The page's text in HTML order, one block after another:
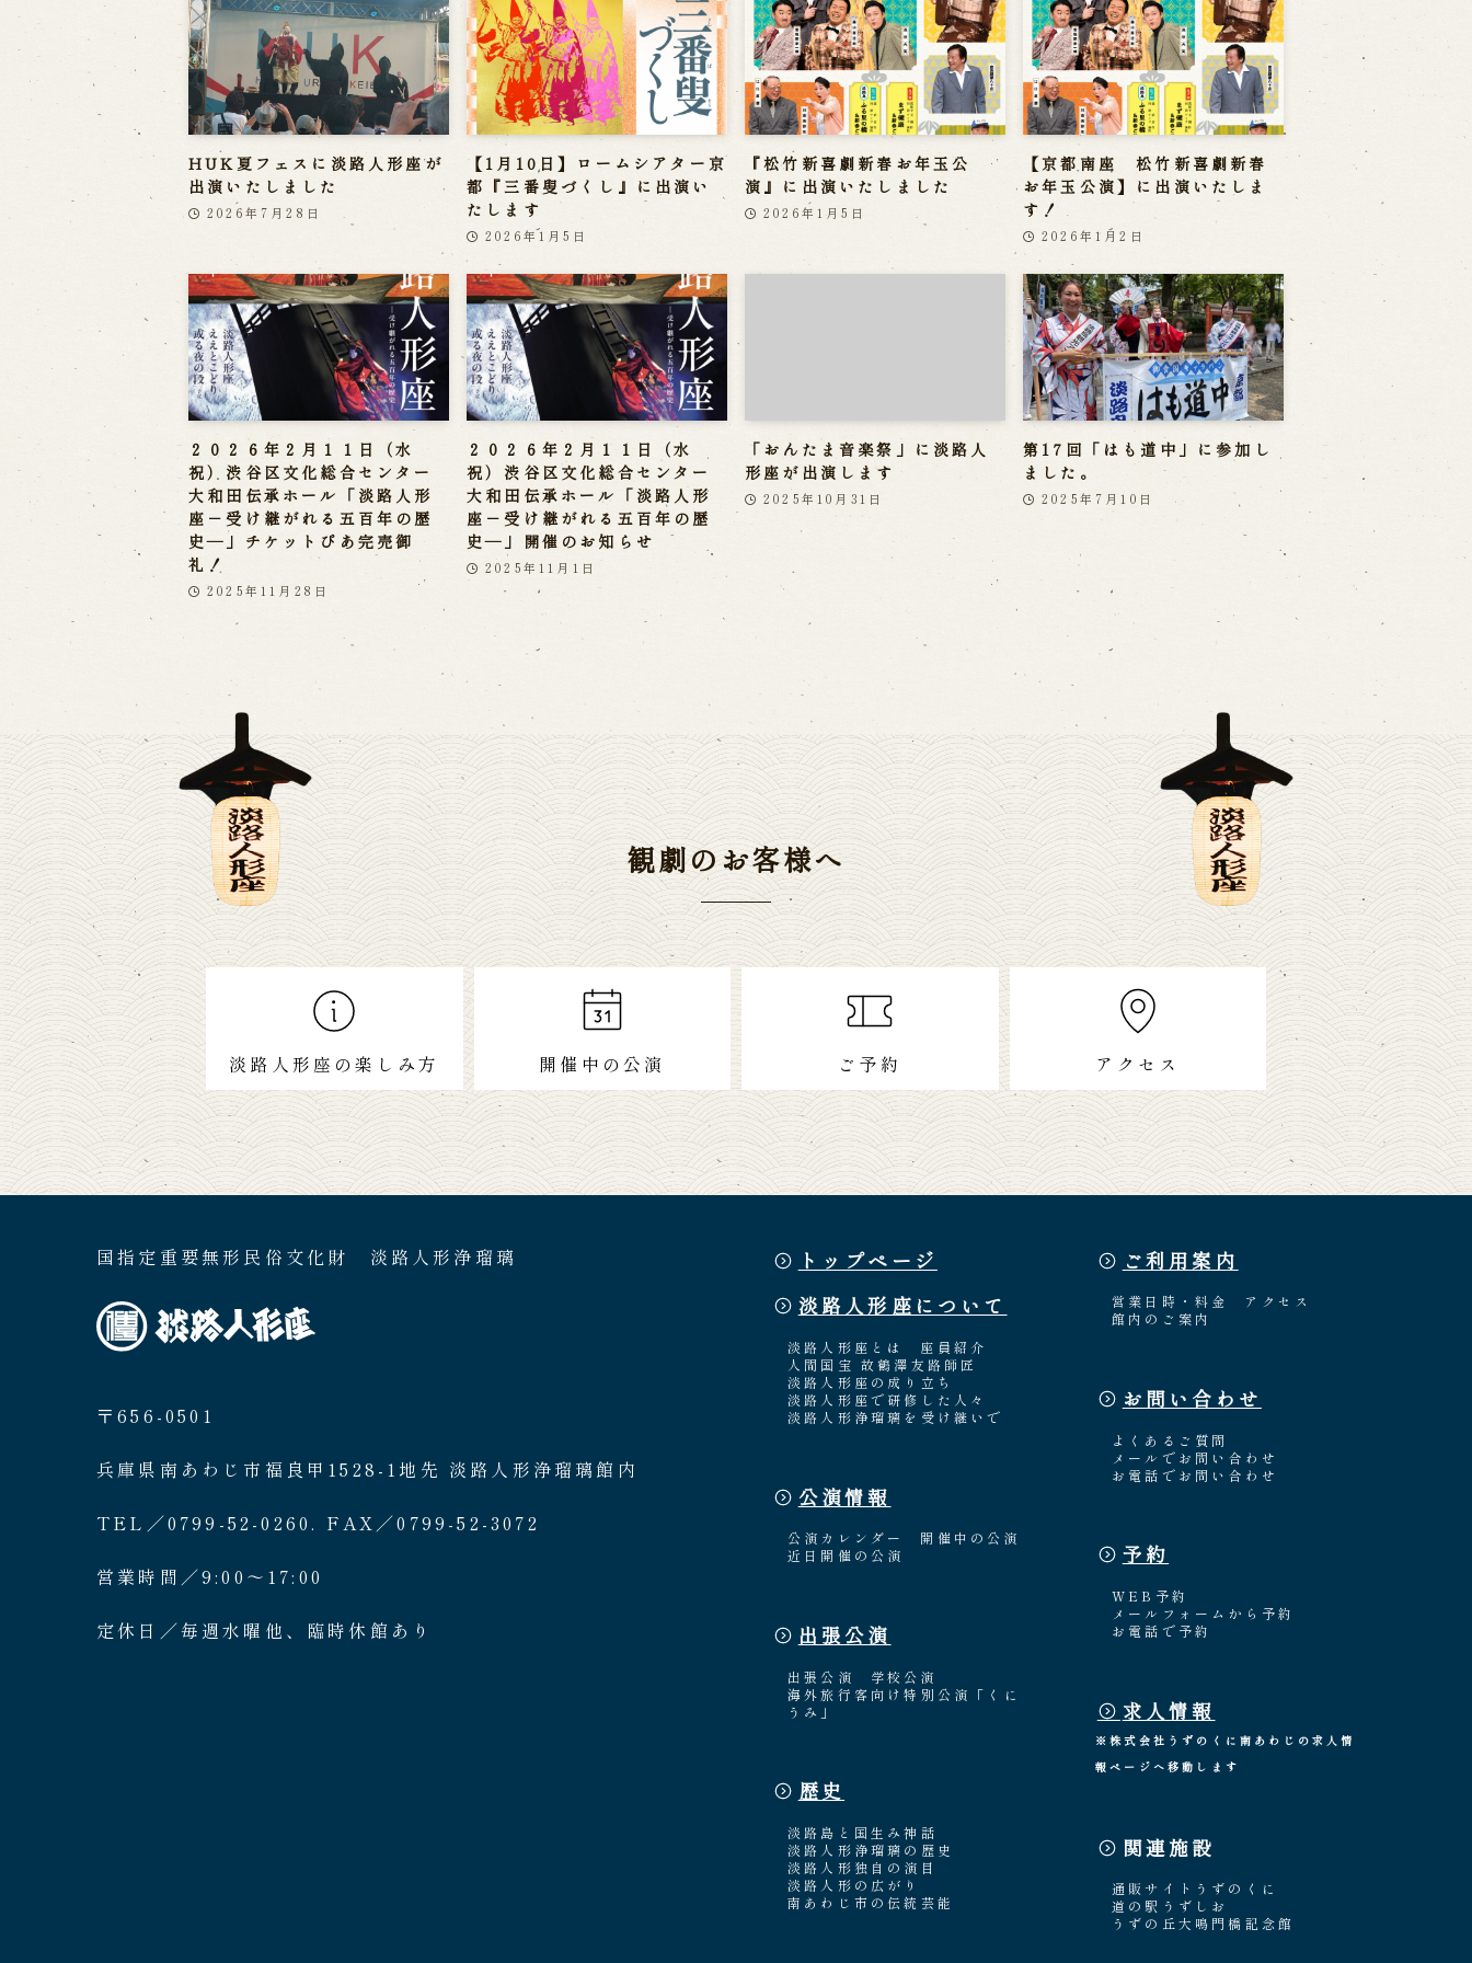
HUK夏フェスに淡路人形座が
出演いたしました
2026年7月28日
【1月10日】ロームシアター京
都『三番叟づくし』に出演い
たします
2026年1月5日
『松竹新喜劇新春お年玉公
演』に出演いたしました
2026年1月5日
【京都南座 松竹新喜劇新春
お年玉公演】に出演いたしま
す！
2026年1月2日
２０２６年２月１１日（水
祝）渋谷区文化総合センター
大和田伝承ホール「淡路人形
座－受け継がれる五百年の歴
史―」チケットぴあ完売御
礼！
2025年11月28日
２０２６年２月１１日（水
祝）渋谷区文化総合センター
大和田伝承ホール「淡路人形
座－受け継がれる五百年の歴
史―」開催のお知らせ
2025年11月1日
「おんたま音楽祭」に淡路人
形座が出演します
2025年10月31日
第17回「はも道中」に参加し
ました。
2025年7月10日
観劇のお客様へ
淡路人形座の楽しみ方 開催中の公演 ご予約 アクセス
国指定重要無形民俗文化財 淡路人形浄瑠璃
〒656-0501
兵庫県南あわじ市福良甲1528-1地先 淡路人形浄瑠璃館内
TEL／0799-52-0260. FAX／0799-52-3072
営業時間／9:00〜17:00
定休日／毎週水曜他、臨時休館あり
トップページ
淡路人形座について
淡路人形座とは
座員紹介
人間国宝 故鶴澤友路師匠
淡路人形座の成り立ち
淡路人形座で研修した人々
淡路人形浄瑠璃を受け継いで
公演情報
公演カレンダー
開催中の公演
近日開催の公演
出張公演
出張公演
学校公演
海外旅行客向け特別公演「くに
うみ」
歴史
淡路島と国生み神話
淡路人形浄瑠璃の歴史
淡路人形独自の演目
淡路人形の広がり
南あわじ市の伝統芸能
ご利用案内
営業日時・料金
アクセス
館内のご案内
お問い合わせ
よくあるご質問
メールでお問い合わせ
お電話でお問い合わせ
予約
WEB予約
メールフォームから予約
お電話で予約
求人情報
※株式会社うずのくに南あわじの求人情
報ページへ移動します
関連施設
通販サイトうずのくに
道の駅うずしお
うずの丘大鳴門橋記念館